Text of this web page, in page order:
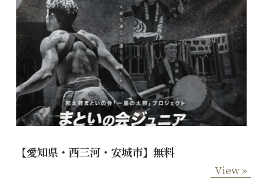
【愛知県・西三河・安城市】無料
View »